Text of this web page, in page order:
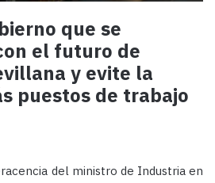
que se
el futuro de
y evite la
puestos de trabajo
del ministro de Industria en